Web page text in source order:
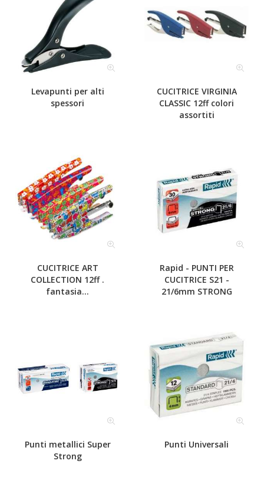
Levapunti per alti
spessori
CUCITRICE VIRGINIA
CLASSIC 12ff colori
assortiti
CUCITRICE ART
COLLECTION 12ff .
fantasia...
Rapid - PUNTI PER
CUCITRICE S21 -
21/6mm STRONG
Punti metallici Super
Strong
Punti Universali